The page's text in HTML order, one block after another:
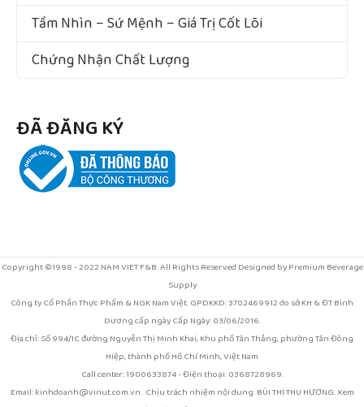
Tầm Nhìn – Sứ Mệnh – Giá Trị Cốt Lõi
Chứng Nhận Chất Lượng
ĐÃ ĐĂNG KÝ
Copyright ©1998 - 2022 NAM VIET F&B. All Rights Reserved Designed by Premium Beverage
Supply
Công ty Cổ Phần Thực Phẩm & NGK Nam Việt. GPDKKD: 3702469912 do sở KH & ĐT Bình
Dương cấp ngày Cấp Ngày: 03/06/2016.
Địa chỉ: Số 994/1C đường Nguyễn Thị Minh Khai, Khu phố Tân Thắng, phường Tân Đông
Hiệp, thành phố Hồ Chí Minh, Việt Nam
Call center: 1900633874 - Điện thoại: 0368728969.
Email: kinhdoanh@vinut.com.vn . Chịu trách nhiệm nội dung: BÙI THỊ THU HƯƠNG. Xem